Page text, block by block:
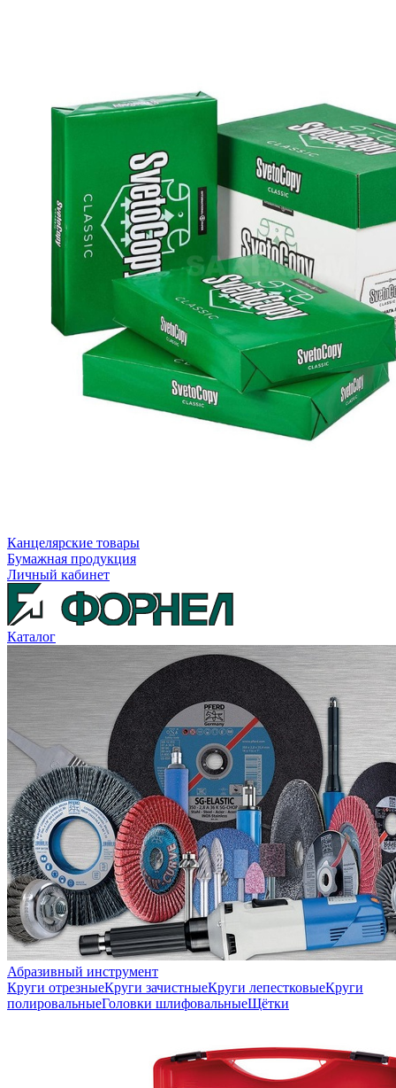
Канцелярские товары
Бумажная продукция
Личный кабинет
Каталог
Абразивный инструмент
Круги отрезныеКруги зачистныеКруги лепестковыеКруги
полировальныеГоловки шлифовальныеЩётки